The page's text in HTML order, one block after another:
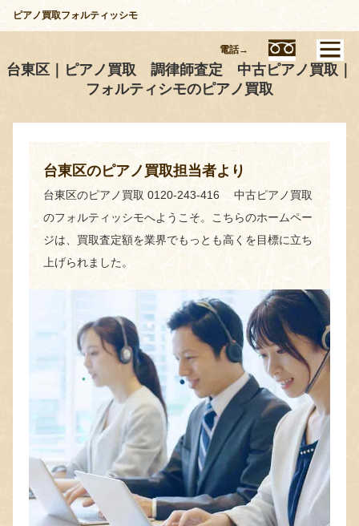
ピアノ買取フォルティッシモ
台東区｜ピアノ買取 調律師査定 中古ピアノ買取｜
フォルティシモのピアノ買取
台東区のピアノ買取担当者より
台東区のピアノ買取 0120-243-416 中古ピアノ買取
のフォルティッシモへようこそ。こちらのホームペー
ジは、買取査定額を業界でもっとも高くを目標に立ち
上げられました。
電話→